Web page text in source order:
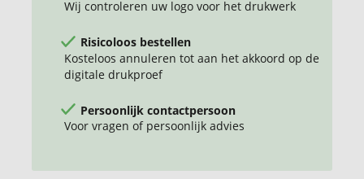
Wij controleren uw logo voor het drukwerk
Risicoloos bestellen
Kosteloos annuleren tot aan het akkoord op de
digitale drukproef
Persoonlijk contactpersoon
Voor vragen of persoonlijk advies